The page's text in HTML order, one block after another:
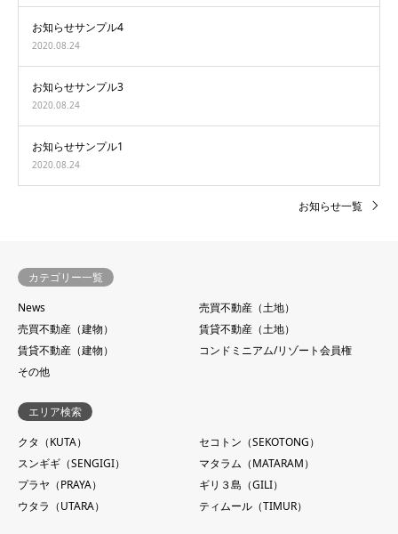
お知らせサンプル4
2020.08.24
お知らせサンプル3
2020.08.24
お知らせサンプル1
2020.08.24
お知らせ一覧
カテゴリー一覧
News
売買不動産（土地）
売買不動産（建物）
賃貸不動産（土地）
賃貸不動産（建物）
コンドミニアム/リゾート会員権
その他
エリア検索
クタ（KUTA）
セコトン（SEKOTONG）
スンギギ（SENGIGI）
マタラム（MATARAM）
プラヤ（PRAYA）
ギリ３島（GILI）
ウタラ（UTARA）
ティムール（TIMUR）